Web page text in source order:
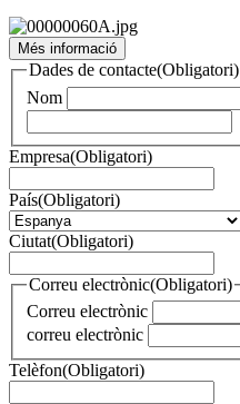
Més informació
Dades de contacte(Obligatori)
Nom
Empresa(Obligatori)
País(Obligatori)
Ciutat(Obligatori)
Correu electrònic(Obligatori)
Correu electrònic
correu electrònic
Telèfon(Obligatori)